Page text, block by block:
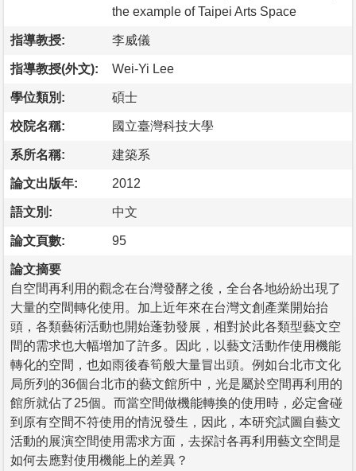
the example of Taipei Arts Space
指導教授: 李威儀
指導教授(外文): Wei-Yi Lee
學位類別: 碩士
校院名稱: 國立臺灣科技大學
系所名稱: 建築系
論文出版年: 2012
語文別: 中文
論文頁數: 95
論文摘要
自空間再利用的觀念在台灣發酵之後，全台各地紛紛出現了
大量的空間轉化使用。加上近年來在台灣文創產業開始抬
頭，各類藝術活動也開始蓬勃發展，相對於此各類型藝文空
間的需求也大幅增加了許多。因此，以藝文活動作使用機能
轉化的空間，也如雨後春筍般大量冒出頭。例如台北市文化
局所列的36個台北市的藝文館所中，光是屬於空間再利用的
館所就佔了25個。而當空間做機能轉換的使用時，必定會碰
到原有空間不符使用的情況發生，因此，本研究試圖自藝文
活動的展演空間使用需求方面，去探討各再利用藝文空間是
如何去應對使用機能上的差異？